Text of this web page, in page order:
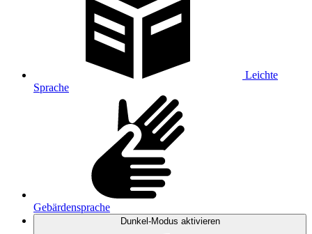
Leichte
Sprache
Gebärdensprache
Dunkel-Modus aktivieren